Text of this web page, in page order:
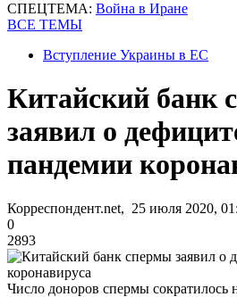
СПЕЦТЕМА: Война в Иране
ВСЕ ТЕМЫ
Вступление Украины в ЕС
Китайский банк
заявил о
пандемии
Корреспондент.net, 25 июля 2020,
0
2893
Число доноров спермы сократилось